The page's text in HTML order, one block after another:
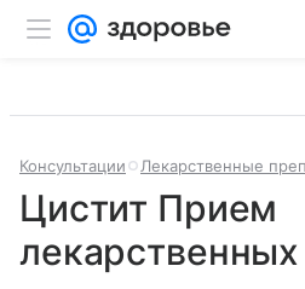
Консультации Лекарственные
Цистит Прием